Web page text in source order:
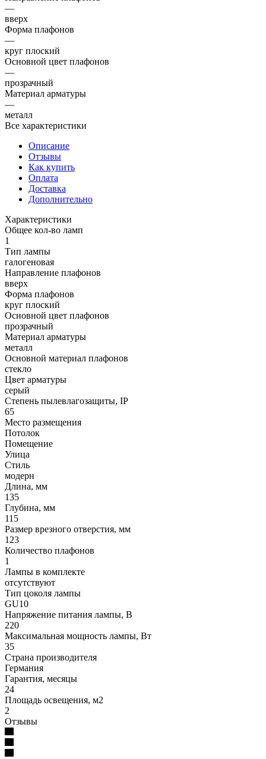
—
вверх
Форма плафонов
—
круг плоский
Основной цвет плафонов
—
прозрачный
Материал арматуры
—
металл
Все характеристики
Описание
Отзывы
Как купить
Оплата
Доставка
Дополнительно
Характеристики
Общее кол-во ламп
1
Тип лампы
галогеновая
Направление плафонов
вверх
Форма плафонов
круг плоский
Основной цвет плафонов
прозрачный
Материал арматуры
металл
Основной материал плафонов
стекло
Цвет арматуры
серый
Степень пылевлагозащиты, IP
65
Место размещения
Потолок
Помещение
Улица
Стиль
модерн
Длина, мм
135
Глубина, мм
115
Размер врезного отверстия, мм
123
Количество плафонов
1
Лампы в комплекте
отсутствуют
Тип цоколя лампы
GU10
Напряжение питания лампы, В
220
Максимальная мощность лампы, Вт
35
Страна производителя
Германия
Гарантия, месяцы
24
Площадь освещения, м2
2
Отзывы